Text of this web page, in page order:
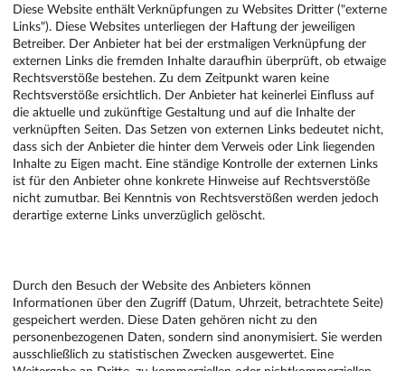
Diese Website enthält Verknüpfungen zu Websites Dritter ("externe
Links"). Diese Websites unterliegen der Haftung der jeweiligen
Betreiber. Der Anbieter hat bei der erstmaligen Verknüpfung der
externen Links die fremden Inhalte daraufhin überprüft, ob etwaige
Rechtsverstöße bestehen. Zu dem Zeitpunkt waren keine
Rechtsverstöße ersichtlich. Der Anbieter hat keinerlei Einfluss auf
die aktuelle und zukünftige Gestaltung und auf die Inhalte der
verknüpften Seiten. Das Setzen von externen Links bedeutet nicht,
dass sich der Anbieter die hinter dem Verweis oder Link liegenden
Inhalte zu Eigen macht. Eine ständige Kontrolle der externen Links
ist für den Anbieter ohne konkrete Hinweise auf Rechtsverstöße
nicht zumutbar. Bei Kenntnis von Rechtsverstößen werden jedoch
derartige externe Links unverzüglich gelöscht.
Durch den Besuch der Website des Anbieters können
Informationen über den Zugriff (Datum, Uhrzeit, betrachtete Seite)
gespeichert werden. Diese Daten gehören nicht zu den
personenbezogenen Daten, sondern sind anonymisiert. Sie werden
ausschließlich zu statistischen Zwecken ausgewertet. Eine